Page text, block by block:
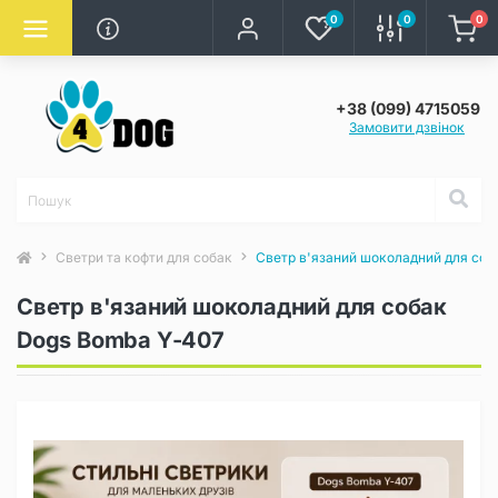
0 0 0
+38 (099) 4715059
Замовити дзвінок
Светри та кофти для собак Светр в'язаний шоколадний для
Светр в'язаний шоколадний для собак
Dogs Bomba Y-407